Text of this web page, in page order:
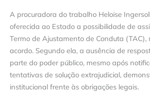
A procuradora do trabalho Heloise
oferecida ao Estado a possibilidade de
Termo de Ajustamento de Conduta (TAC),
acordo. Segundo ela, a ausência de
parte do poder público, mesmo após
tentativas de solução extrajudicial,
institucional frente às obrigações legais.